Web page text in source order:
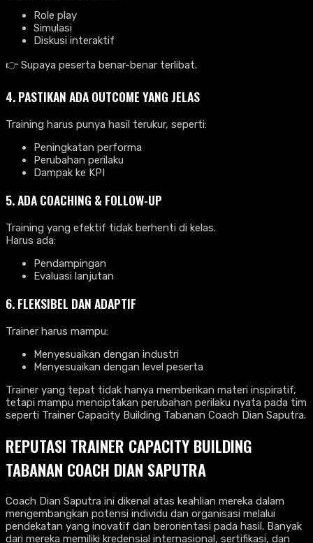
Role play
Simulasi
Diskusi interaktif
👉 Supaya peserta benar-benar terlibat.
4. PASTIKAN ADA OUTCOME YANG JELAS
Training harus punya hasil terukur, seperti:
Peningkatan performa
Perubahan perilaku
Dampak ke KPI
5. ADA COACHING & FOLLOW-UP
Training yang efektif tidak berhenti di kelas.
Harus ada:
Pendampingan
Evaluasi lanjutan
6. FLEKSIBEL DAN ADAPTIF
Trainer harus mampu:
Menyesuaikan dengan industri
Menyesuaikan dengan level peserta
Trainer yang tepat tidak hanya memberikan materi inspiratif,
tetapi mampu menciptakan perubahan perilaku nyata pada tim
seperti Trainer Capacity Building Tabanan Coach Dian Saputra.
REPUTASI TRAINER CAPACITY BUILDING
TABANAN COACH DIAN SAPUTRA
Coach Dian Saputra ini dikenal atas keahlian mereka dalam
mengembangkan potensi individu dan organisasi melalui
pendekatan yang inovatif dan berorientasi pada hasil. Banyak
dari mereka memiliki kredensial internasional, sertifikasi, dan